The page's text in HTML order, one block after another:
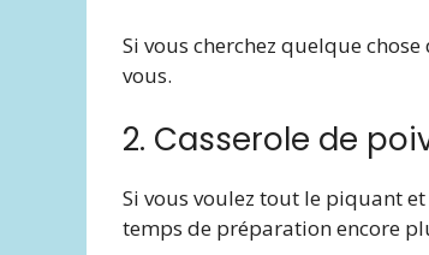
Si vous cherchez quelque
vous.
2. Casserole de
Si vous voulez tout le piquant
temps de préparation encore